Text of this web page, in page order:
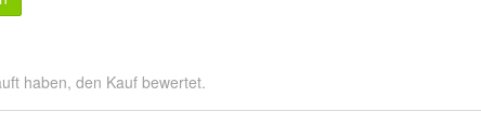
haben, den Kauf bewertet.